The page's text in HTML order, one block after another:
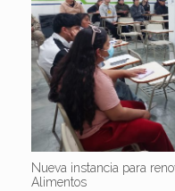
Nueva instancia para
Alimentos